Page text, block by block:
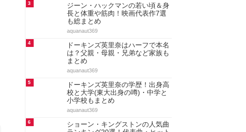
3
ジーン・ハックマンの若い頃＆身
長と体重や筋肉！映画代表作7選
も総まとめ
aquanaut369
4
ドーキンズ英里奈はハーフで本名
は？父親・母親・兄弟など家族も
まとめ
aquanaut369
5
ドーキンズ英里奈の学歴！出身高
校と大学(東大出身の噂)・中学と
小学校もまとめ
aquanaut369
6
ショーン・キングストンの人気曲